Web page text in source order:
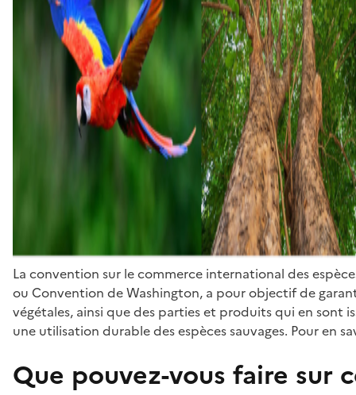
La convention sur le commerce international des
ou Convention de Washington, a pour objectif de
végétales, ainsi que des parties et produits qui en sont
une utilisation durable des espèces sauvages. Pour en
Que pouvez-vous faire sur